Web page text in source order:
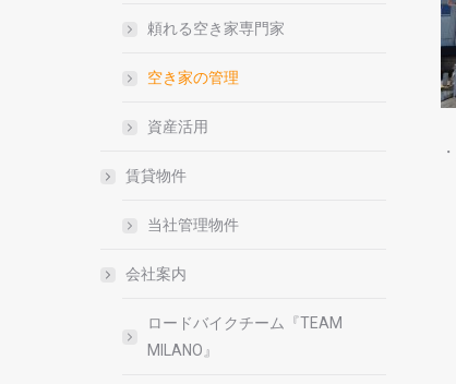
頼れる空き家専門家
空き家の管理
資産活用
賃貸物件
当社管理物件
会社案内
ロードバイクチーム『TEAM
MILANO』
・